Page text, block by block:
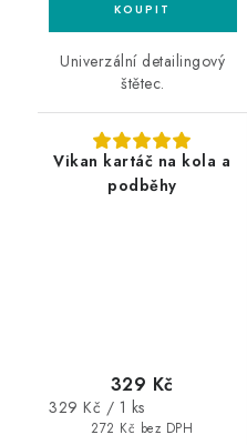
Univerzální detailingový
štětec.
Vikan kartáč na kola a
podběhy
272 Kč bez DPH
329 Kč
Měrná
329 Kč / 1 ks